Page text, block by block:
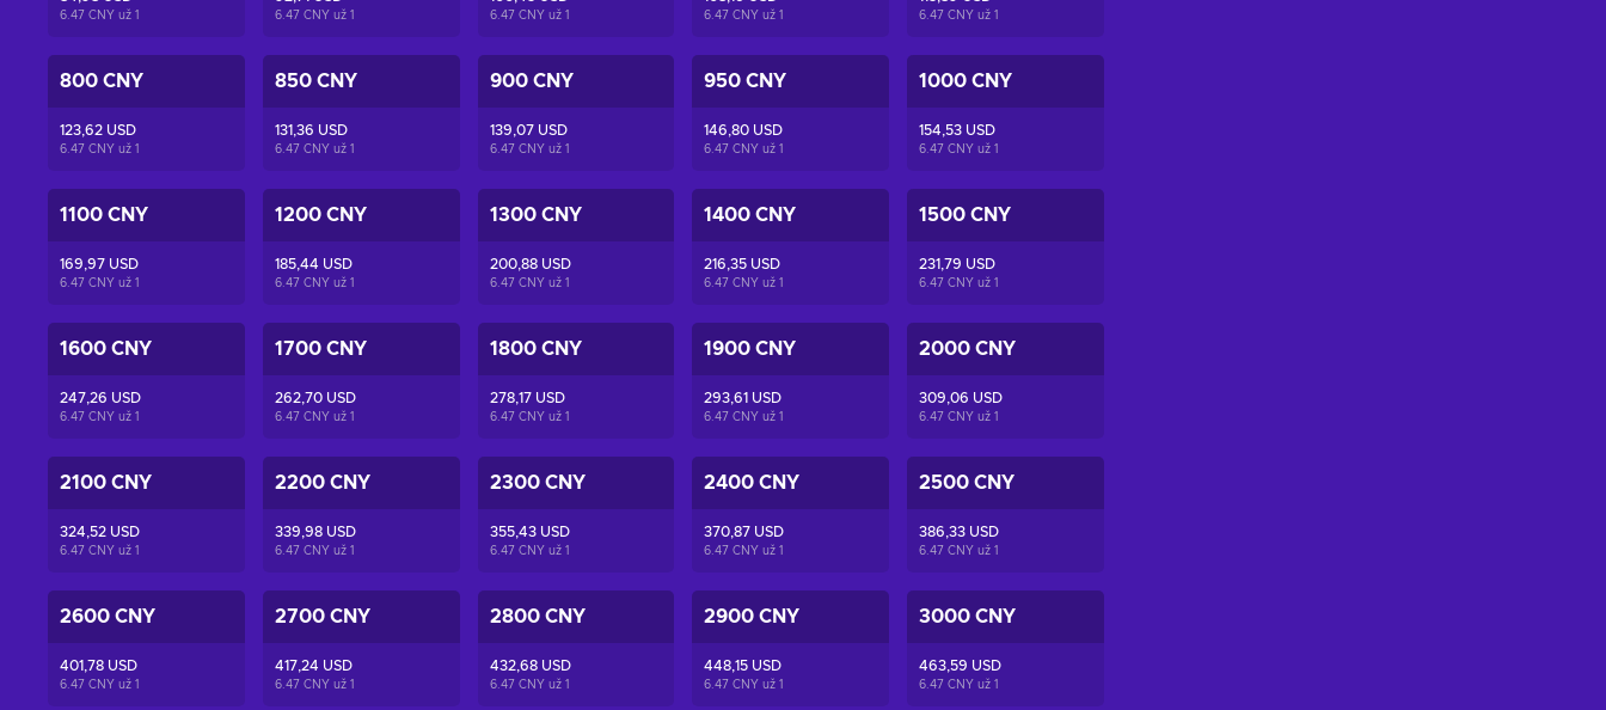
6.47 CNY už 1 6.47 CNY už 1 6.47 CNY už 1 6.47 CNY už1 6.47 CNY už1
800 CNY
123,62 USD
6.47 CNY už 1
850 CNY
131,36 USD
6.47 CNY už 1
900 CNY
139,07 USD
6.47 CNY už 1
950 CNY
146,80 USD
6.47 CNY už1
1000 CNY
154,53 USD
6.47 CNY už1
1100 CNY
169,97 USD
6.47 CNY už 1
1200 CNY
185,44 USD
6.47 CNY už 1
1300 CNY
200,88 USD
6.47 CNY už 1
1400 CNY
216,35 USD
6.47 CNY už1
1500 CNY
231,79 USD
6.47 CNY už1
1600 CNY
247,26 USD
6.47 CNY už 1
1700 CNY
262,70 USD
6.47 CNY už 1
1800 CNY
278,17 USD
6.47 CNY už 1
1900 CNY
293,61 USD
6.47 CNY už1
2000 CNY
309,06 USD
6.47 CNY už1
2100 CNY
324,52 USD
6.47 CNY už 1
2200 CNY
339,98 USD
6.47 CNY už 1
2300 CNY
355,43 USD
6.47 CNY už 1
2400 CNY
370,87 USD
6.47 CNY už1
2500 CNY
386,33 USD
6.47 CNY už1
2600 CNY
401,78 USD
6.47 CNY už 1
2700 CNY
417,24 USD
6.47 CNY už 1
2800 CNY
432,68 USD
6.47 CNY už 1
2900 CNY
448,15 USD
6.47 CNY už1
3000 CNY
463,59 USD
6.47 CNY už1